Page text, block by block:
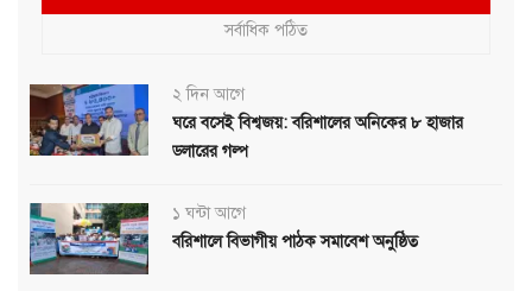
সর্বাধিক পঠিত
২ দিন আগে
ঘরে বসেই বিশ্বজয়: বরিশালের অনিকের ৮ হাজার
ডলারের গল্প
১ ঘন্টা আগে
বরিশালে বিভাগীয় পাঠক সমাবেশ অনুষ্ঠিত